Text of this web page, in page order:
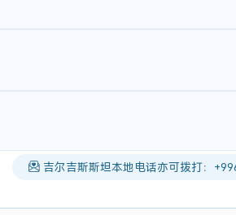
吉尔吉斯斯坦本地电话亦可拨打：